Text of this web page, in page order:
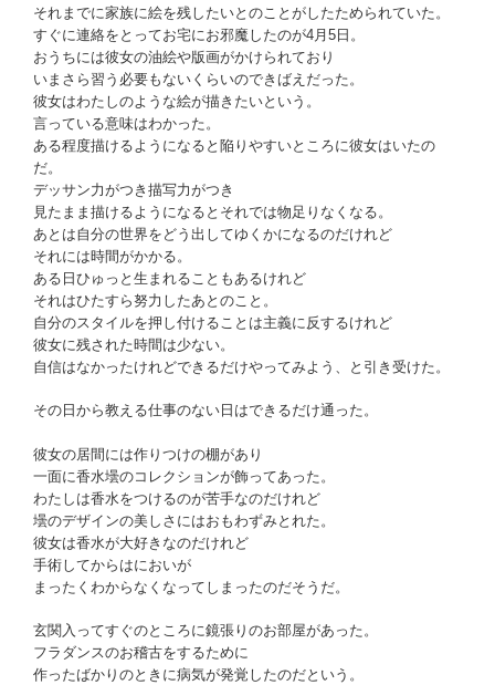
それまでに家族に絵を残したいとのことがしたためられていた。
すぐに連絡をとってお宅にお邪魔したのが4月5日。
おうちには彼女の油絵や版画がかけられており
いまさら習う必要もないくらいのできばえだった。
彼女はわたしのような絵が描きたいという。
言っている意味はわかった。
ある程度描けるようになると陥りやすいところに彼女はいたの
だ。
デッサン力がつき描写力がつき
見たまま描けるようになるとそれでは物足りなくなる。
あとは自分の世界をどう出してゆくかになるのだけれど
それには時間がかかる。
ある日ひゅっと生まれることもあるけれど
それはひたすら努力したあとのこと。
自分のスタイルを押し付けることは主義に反するけれど
彼女に残された時間は少ない。
自信はなかったけれどできるだけやってみよう、と引き受けた。
その日から教える仕事のない日はできるだけ通った。
彼女の居間には作りつけの棚があり
一面に香水壜のコレクションが飾ってあった。
わたしは香水をつけるのが苦手なのだけれど
壜のデザインの美しさにはおもわずみとれた。
彼女は香水が大好きなのだけれど
手術してからはにおいが
まったくわからなくなってしまったのだそうだ。
玄関入ってすぐのところに鏡張りのお部屋があった。
フラダンスのお稽古をするために
作ったばかりのときに病気が発覚したのだという。